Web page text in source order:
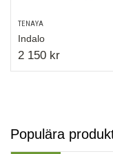
TENAYA
Indalo
2 150 kr
Populära